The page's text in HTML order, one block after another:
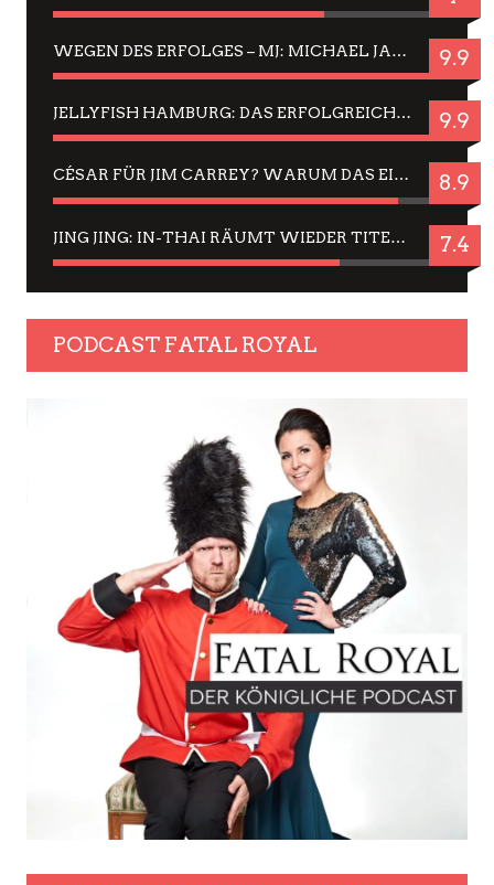
WEGEN DES ERFOLGES – MJ: MICHAEL JACKSON MUSICAL IN EINER MATINEE SEHEN 9.9
JELLYFISH HAMBURG: DAS ERFOLGREICHE SOMMER-MENÜ 2025 IN GEFÜHLEN UND BILDERN 9.9
CÉSAR FÜR JIM CARREY? WARUM DAS EINER DER NERVIGSTEN ACTORS IST UND BLEIBT 8.9
JING JING: IN-THAI RÄUMT WIEDER TITEL AB – EIN ZWEI-STUNDEN-ERLEBNISBERICHT 7.4
PODCAST FATAL ROYAL